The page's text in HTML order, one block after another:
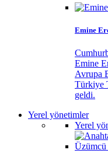
Emine
Emine
Avrupa
Türkiye
geldi.
Yerel yönetimler
Yerel